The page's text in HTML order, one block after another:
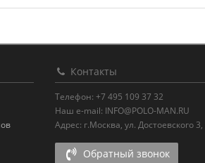
Контакты
Телефон: +7 495 109 37 32
Наш e-mail: INFO@POLO-MAN.RU
Адрес: г.Москва, ул. Достоевского 3,
Обратный звонок